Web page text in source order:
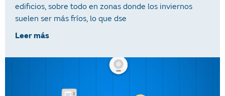
edificios, sobre todo en zonas donde los inviernos
suelen ser más fríos, lo que dse
Leer más